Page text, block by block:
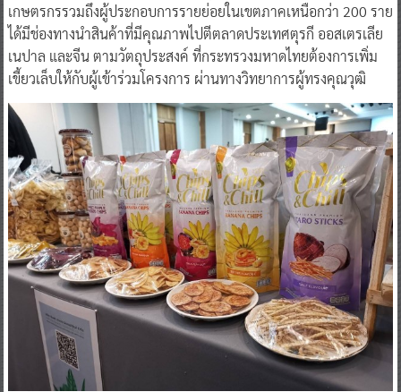
เกษตรกรรวมถึงผู้ประกอบการรายย่อยในเขตภาคเหนือกว่า 200 ราย
ได้มีช่องทางนำสินค้าที่มีคุณภาพไปตีตลาดประเทศตุรกี ออสเตรเลีย
เนปาล และจีน ตามวัตถุประสงค์ ที่กระทรวงมหาดไทยต้องการเพิ่ม
เขี้ยวเล็บให้กับผู้เข้าร่วมโครงการ ผ่านทางวิทยาการผู้ทรงคุณวุฒิ